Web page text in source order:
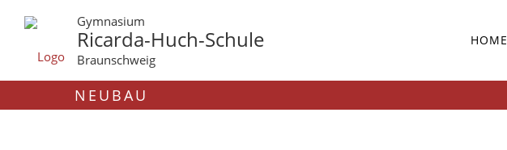
Gymnasium
Ricarda-Huch-Schule
Braunschweig
HOME
NEUBAU